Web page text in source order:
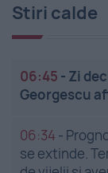
Stiri calde
06:45 - Zi
Georgescu
06:34 -
se extinde.